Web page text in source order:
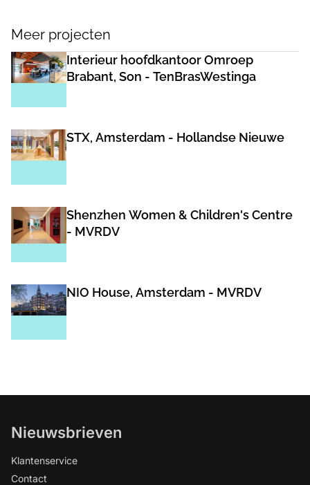
Meer projecten
Interieur hoofdkantoor Omroep
Brabant, Son - TenBrasWestinga
STX, Amsterdam - Hollandse Nieuwe
Shenzhen Women & Children's Centre
- MVRDV
NIO House, Amsterdam - MVRDV
Nieuwsbrieven
Klantenservice
Contact